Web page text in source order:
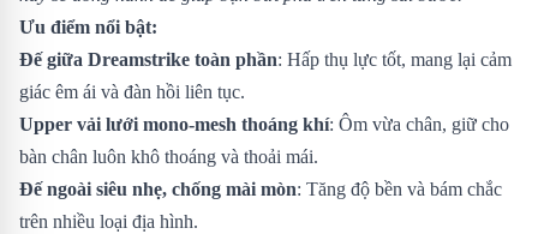
Ưu điểm nổi bật:
Đế giữa Dreamstrike toàn phần: Hấp thụ lực tốt, mang lại cảm
giác êm ái và đàn hồi liên tục.
Upper vải lưới mono-mesh thoáng khí: Ôm vừa chân, giữ cho
bàn chân luôn khô thoáng và thoải mái.
Đế ngoài siêu nhẹ, chống mài mòn: Tăng độ bền và bám chắc
trên nhiều loại địa hình.